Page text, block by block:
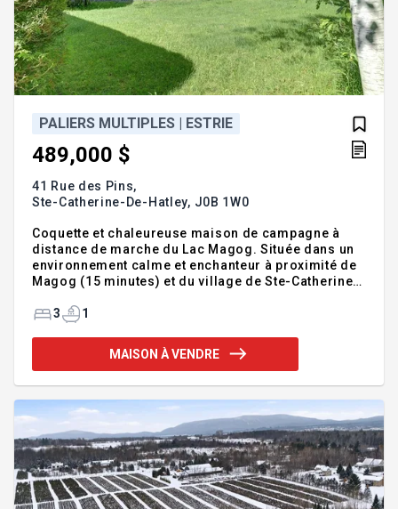
PALIERS MULTIPLES | ESTRIE
489,000 $
41 Rue des Pins,
Ste-Catherine-De-Hatley, J0B 1W0
Coquette et chaleureuse maison de campagne à
distance de marche du Lac Magog. Située dans un
environnement calme et enchanteur à proximité de
Magog (15 minutes) et du village de Ste-Catherine-
2007 est prête à vous accueillir. Elle offre 2
douche séparée. La cuisine ouverte sur le coin
repas donne accès à une grande terrasse arrière.
sol est entièrement fini et offre plusieurs
possibilités : bureau,
3 1
MAISON À VENDRE